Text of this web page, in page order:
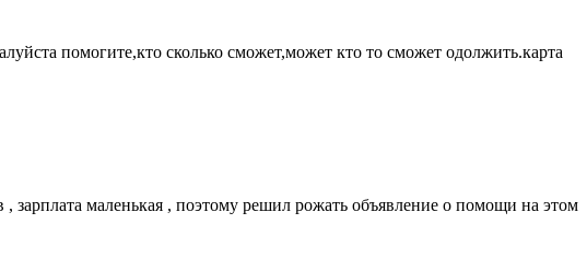
помогите,кто сколько сможет,может кто то сможет одолжить.карта
маленькая , поэтому решил рожать объявление о помощи на этом